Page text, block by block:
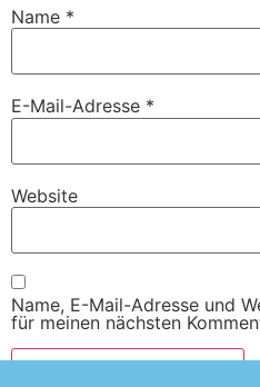
Name *
E-Mail-Adresse *
Website
Name, E-Mail-Adresse und
für meinen nächsten